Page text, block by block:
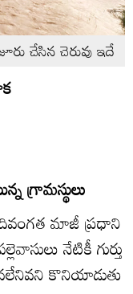
చేసిన చెరువు ఇదే
గ్రామస్థులు
మాజీ ప్రధాని
నేటికీ గుర్తు
కొనియాడుతు